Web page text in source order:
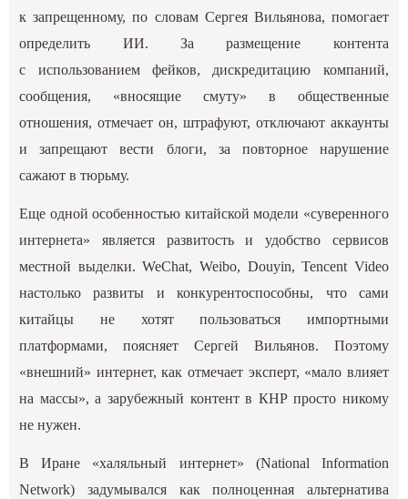
к запрещенному, по словам Сергея Вильянова, помогает
определить ИИ. За размещение контента
с использованием фейков, дискредитацию компаний,
сообщения, «вносящие смуту» в общественные
отношения, отмечает он, штрафуют, отключают аккаунты
и запрещают вести блоги, за повторное нарушение
сажают в тюрьму.
Еще одной особенностью китайской модели «суверенного
интернета» является развитость и удобство сервисов
местной выделки. WeChat, Weibo, Douyin, Tencent Video
настолько развиты и конкурентоспособны, что сами
китайцы не хотят пользоваться импортными
платформами, поясняет Сергей Вильянов. Поэтому
«внешний» интернет, как отмечает эксперт, «мало влияет
на массы», а зарубежный контент в КНР просто никому
не нужен.
В Иране «халяльный интернет» (National Information
Network) задумывался как полноценная альтернатива